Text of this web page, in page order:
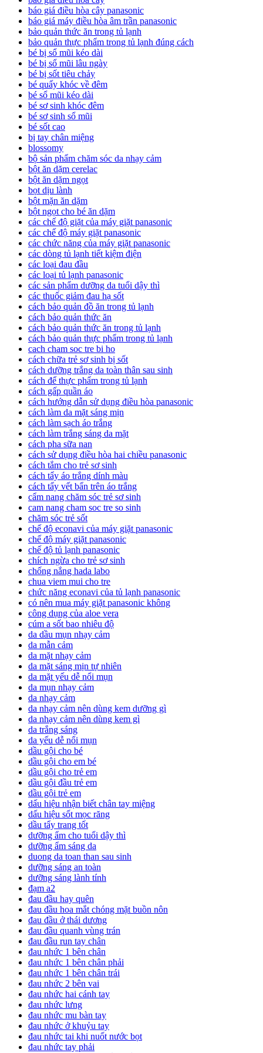
báo giá điều hòa cây panasonic
báo giá máy điều hòa âm trần panasonic
bảo quản thức ăn trong tủ lạnh
bảo quản thực phẩm trong tủ lạnh đúng cách
bé bị sổ mũi kéo dài
bé bị sổ mũi lâu ngày
bé bị sốt tiêu chảy
bé quấy khóc về đêm
bé sổ mũi kéo dài
bé sơ sinh khóc đêm
bé sơ sinh sổ mũi
bé sốt cao
bị tay chân miệng
blossomy
bộ sản phẩm chăm sóc da nhạy cảm
bột ăn dặm cerelac
bột ăn dặm ngọt
bọt dịu lành
bột mặn ăn dặm
bột ngọt cho bé ăn dặm
các chế độ giặt của máy giặt panasonic
các chế độ máy giặt panasonic
các chức năng của máy giặt panasonic
các dòng tủ lạnh tiết kiệm điện
các loại đau đầu
các loại tủ lạnh panasonic
các sản phẩm dưỡng da tuổi dậy thì
các thuốc giảm đau hạ sốt
cách bảo quản đồ ăn trong tủ lạnh
cách bảo quản thức ăn
cách bảo quản thức ăn trong tủ lạnh
cách bảo quản thực phẩm trong tủ lạnh
cach cham soc tre bi ho
cách chữa trẻ sơ sinh bị sốt
cách dưỡng trắng da toàn thân sau sinh
cách để thực phẩm trong tủ lạnh
cách gấp quần áo
cách hướng dẫn sử dụng điều hòa panasonic
cách làm da mặt sáng mịn
cách làm sạch áo trắng
cách làm trắng sáng da mặt
cách pha sữa nan
cách sử dụng điều hòa hai chiều panasonic
cách tắm cho trẻ sơ sinh
cách tẩy áo trắng dính màu
cách tẩy vết bẩn trên áo trắng
cẩm nang chăm sóc trẻ sơ sinh
cam nang cham soc tre so sinh
chăm sóc trẻ sốt
chế độ econavi của máy giặt panasonic
chế độ máy giặt panasonic
chế độ tủ lạnh panasonic
chích ngừa cho trẻ sơ sinh
chống nắng hada labo
chua viem mui cho tre
chức năng econavi của tủ lạnh panasonic
có nên mua máy giặt panasonic không
công dụng của aloe vera
cúm a sốt bao nhiêu độ
da dầu mụn nhạy cảm
da mẫn cảm
da mặt nhạy cảm
da mặt sáng mịn tự nhiên
da mặt yếu dễ nổi mụn
da mụn nhạy cảm
da nhạy cảm
da nhạy cảm nên dùng kem dưỡng gì
da nhạy cảm nên dùng kem gì
da trắng sáng
da yếu dễ nổi mụn
dầu gội cho bé
dầu gội cho em bé
dầu gội cho trẻ em
dầu gội đầu trẻ em
dầu gội trẻ em
dấu hiệu nhận biết chân tay miệng
dấu hiệu sốt mọc răng
dầu tẩy trang tốt
dưỡng ẩm cho tuổi dậy thì
dưỡng ẩm sáng da
duong da toan than sau sinh
dưỡng sáng an toàn
dưỡng sáng lành tính
đạm a2
đau đầu hay quên
đau đầu hoa mắt chóng mặt buồn nôn
đau đầu ở thái dương
đau đầu quanh vùng trán
đau đầu run tay chân
đau nhức 1 bên chân
đau nhức 1 bên chân phải
đau nhức 1 bên chân trái
đau nhức 2 bên vai
đau nhức hai cánh tay
đau nhức lưng
đau nhức mu bàn tay
đau nhức ở khuỷu tay
đau nhức tai khi nuốt nước bọt
đau nhức tay phải